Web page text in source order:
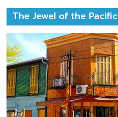
The Jewel of the Pacific